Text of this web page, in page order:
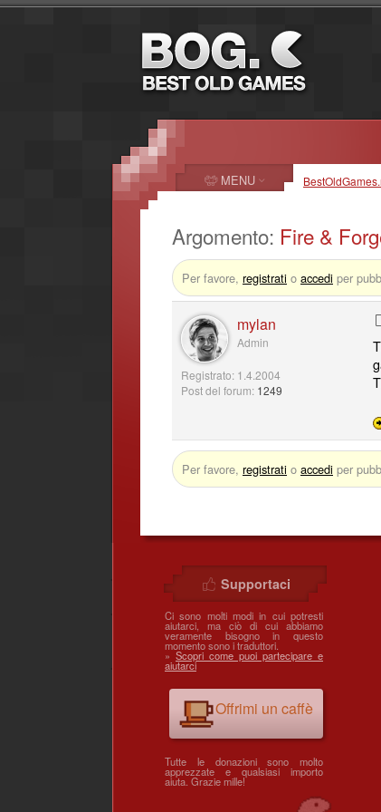
Argomento: Fire &
Per favore, registrati o accedi per
mylan
Admin
Registrato: 1.4.2004
Post del forum: 1249
Per favore, registrati o accedi per
MENU
Supportaci
Ci sono molti modi in cui potresti
aiutarci, ma ciò di cui abbiamo
veramente bisogno in questo
momento sono i traduttori.
» Scopri come puoi partecipare e
aiutarci
Offrimi un caffè
Tutte le donazioni sono molto
apprezzate e qualsiasi importo
aiuta. Grazie mille!